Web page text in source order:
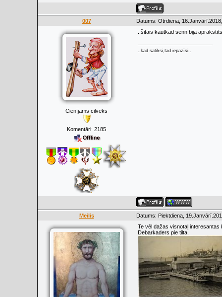
007 Datums: Otrdiena,
Cienījams cilvēks
Komentāri: 2185
..šitais kautkad senn bija
..kad satiksi,tad iepazīsi..
Meilis Datums: Piektdiena,
Te vēl dažas visnotaļ interesantas
Debarkaders pie tilta.